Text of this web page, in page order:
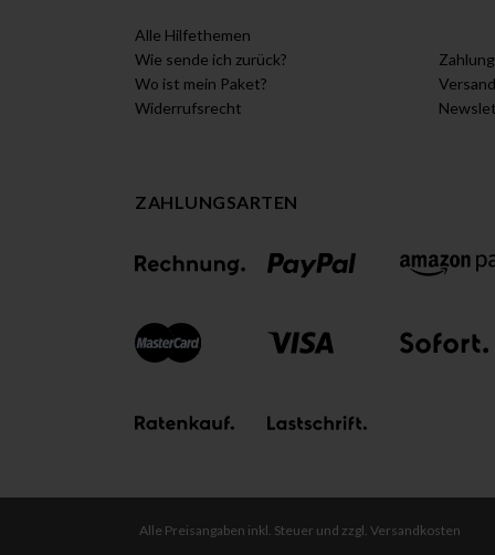
Alle Hilfethemen
Wie sende ich zurück?
Wo ist mein Paket?
Widerrufsrecht
ZAHLUNGSARTEN
Alle Preisangaben inkl. Steuer und zzgl. Versandkosten